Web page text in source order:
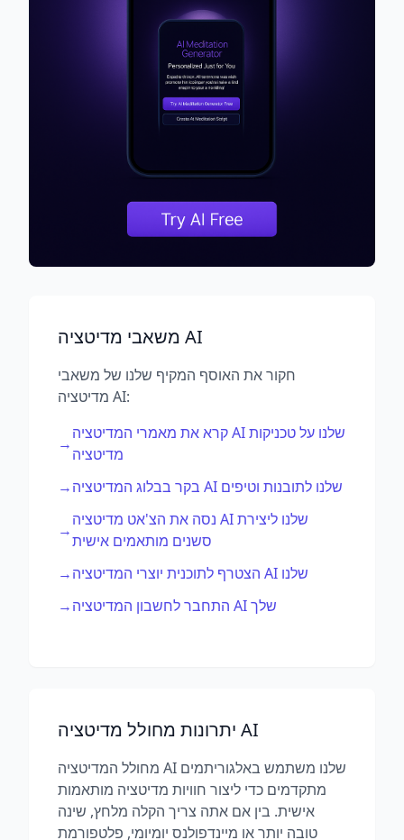
משאבי מדיטציה AI
חקור את האוסף המקיף שלנו של משאבי
מדיטציה AI:
→
קרא את מאמרי המדיטציה AI שלנו על טכניקות
מדיטציה
→
בקר בבלוג המדיטציה AI שלנו לתובנות וטיפים
→
נסה את הצ'אט מדיטציה AI שלנו ליצירת
סשנים מותאמים אישית
→
הצטרף לתוכנית יוצרי המדיטציה AI שלנו
→
התחבר לחשבון המדיטציה AI שלך
יתרונות מחולל מדיטציה AI
מחולל המדיטציה AI שלנו משתמש באלגוריתמים
מתקדמים כדי ליצור חוויות מדיטציה מותאמות
אישית. בין אם אתה צריך הקלה מלחץ, שינה
טובה יותר או מיינדפולנס יומיומי, פלטפורמת